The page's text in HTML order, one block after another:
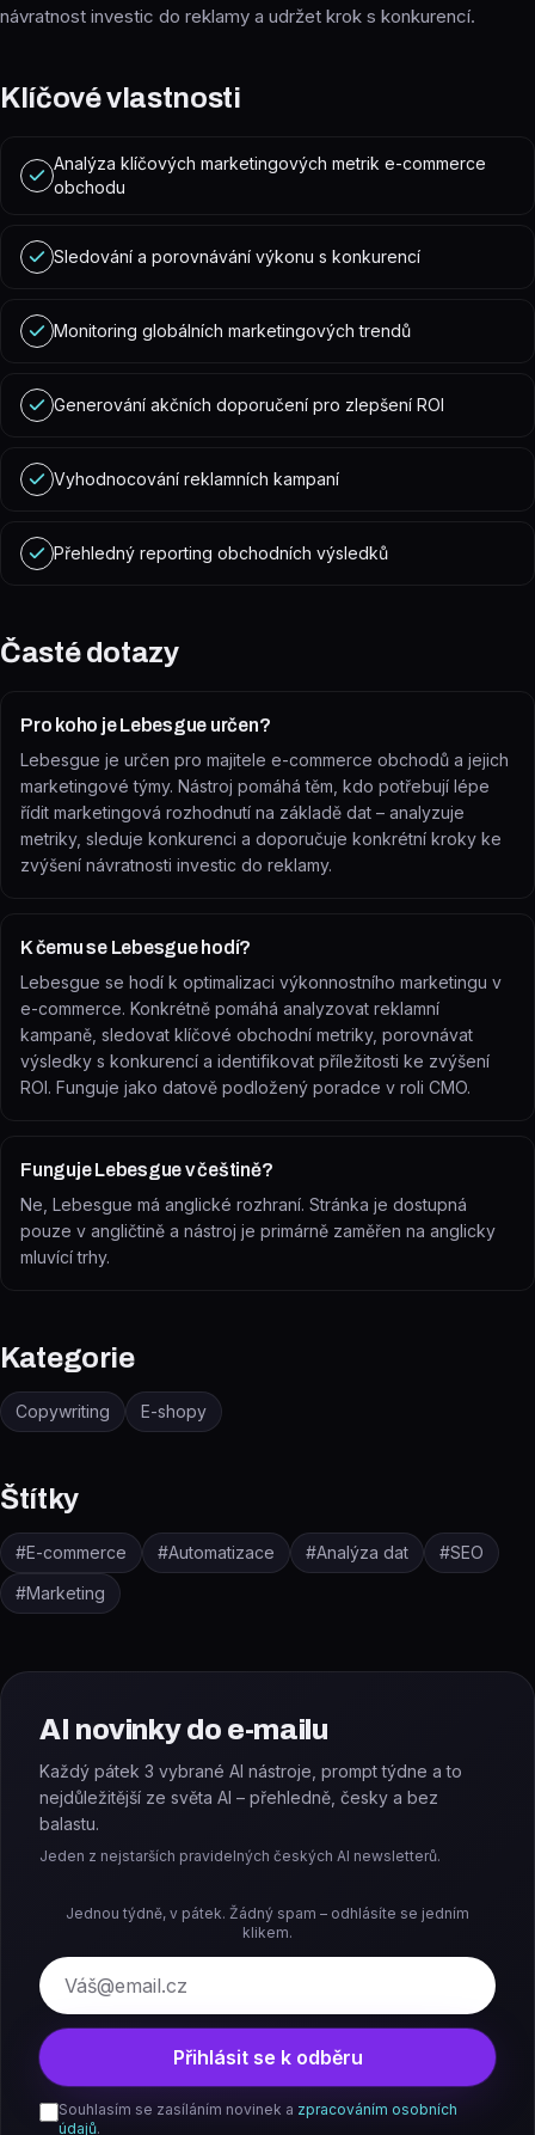
návratnost investic do reklamy a udržet krok s konkurencí.
Klíčové vlastnosti
Analýza klíčových marketingových metrik e-commerce
obchodu
Sledování a porovnávání výkonu s konkurencí
Monitoring globálních marketingových trendů
Generování akčních doporučení pro zlepšení ROI
Vyhodnocování reklamních kampaní
Přehledný reporting obchodních výsledků
Časté dotazy
Pro koho je Lebesgue určen?
Lebesgue je určen pro majitele e-commerce obchodů a jejich
marketingové týmy. Nástroj pomáhá těm, kdo potřebují lépe
řídit marketingová rozhodnutí na základě dat – analyzuje
metriky, sleduje konkurenci a doporučuje konkrétní kroky ke
zvýšení návratnosti investic do reklamy.
K čemu se Lebesgue hodí?
Lebesgue se hodí k optimalizaci výkonnostního marketingu v
e-commerce. Konkrétně pomáhá analyzovat reklamní
kampaně, sledovat klíčové obchodní metriky, porovnávat
výsledky s konkurencí a identifikovat příležitosti ke zvýšení
ROI. Funguje jako datově podložený poradce v roli CMO.
Funguje Lebesgue v češtině?
Ne, Lebesgue má anglické rozhraní. Stránka je dostupná
pouze v angličtině a nástroj je primárně zaměřen na anglicky
mluvící trhy.
Kategorie
Copywriting E-shopy
Štítky
#E-commerce #Automatizace #Analýza dat #SEO
#Marketing
AI novinky do e-mailu
Každý pátek 3 vybrané AI nástroje, prompt týdne a to
nejdůležitější ze světa AI – přehledně, česky a bez
balastu.
Jeden z nejstarších pravidelných českých AI newsletterů.
Jednou týdně, v pátek. Žádný spam – odhlásíte se jedním
klikem.
E-mail
Přihlásit se k odběru
Souhlasím se zasíláním novinek a zpracováním osobních
údajů.